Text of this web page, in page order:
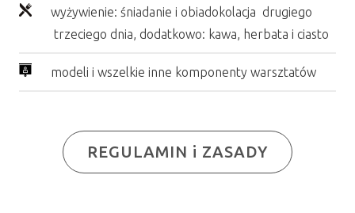
wyżywienie: śniadanie i obiadokolacja drugiego
trzeciego dnia, dodatkowo: kawa, herbata i ciasto
modeli i wszelkie inne komponenty warsztatów
REGULAMIN i ZASADY